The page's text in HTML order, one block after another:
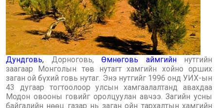
Дундговь, Дорноговь, Өмнөговь аймгийннутгийн
заагаар Монголын төв нутагт хамгийн хойно орших
заган ой бүхий говь нутаг. Энэ нутгийг 1996 онд УИХ-ын
43 дугаар тогтоолоор улсын хамгаалалтанд авахдаа
Модон овооны говийг оролцуулан авчээ. Загийн усны
байгалийн нөөц газар нь заган ойн тархалтын хамгийн